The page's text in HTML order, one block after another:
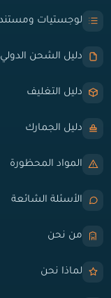
لوجستيات
دليل الشحن الدولي
دليل التغليف
دليل الجمارك
المواد المحظورة
الأسئلة الشائعة
من نحن
لماذا نحن